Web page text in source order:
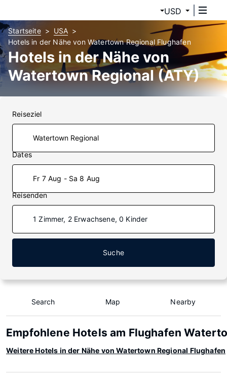
USD
Startseite
USA
Hotels in der Nähe von Watertown Regional Flughafen
Hotels in der Nähe von
Watertown Regional (ATY)
Reiseziel
Dates
Fr 7 Aug - Sa 8 Aug
Reisenden
1 Zimmer, 2 Erwachsene, 0 Kinder
Suche
Search Map Nearby
Empfohlene Hotels am Flughafen
Weitere Hotels in der Nähe von Watertown Regional Flughafen